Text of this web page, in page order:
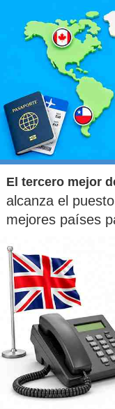
El tercero mejor
alcanza el
mejores países